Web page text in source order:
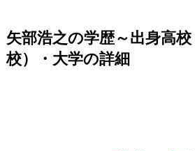
矢部浩之の学歴～出身高
校）・大学の詳細